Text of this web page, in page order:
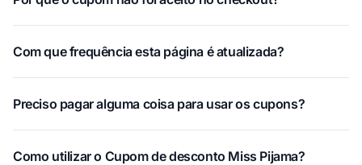
Com que frequência esta página é atualizada?
Preciso pagar alguma coisa para usar os cupons?
Como utilizar o Cupom de desconto Miss Pijama?